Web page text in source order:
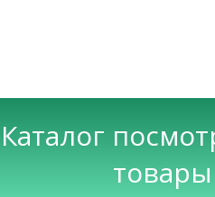
Каталог
товары